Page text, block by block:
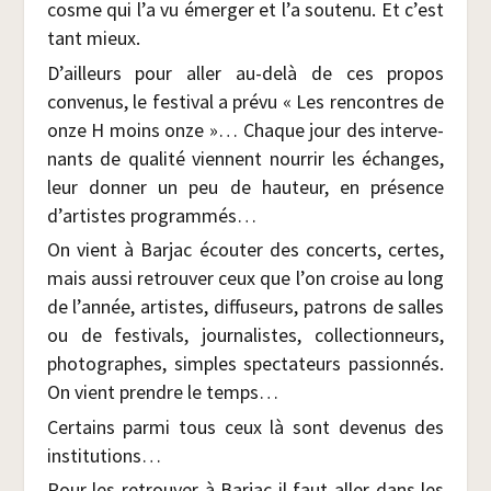
cosme qui l’a vu émer­ger et l’a sou­te­nu. Et c’est
tant mieux.
D’ailleurs pour aller au-delà de ces pro­pos
conve­nus, le fes­ti­val a pré­vu « Les ren­contres de
onze H moins onze »… Chaque jour des inter­ve­
nants de qua­li­té viennent nour­rir les échanges,
leur don­ner un peu de hau­teur, en pré­sence
d’artistes programmés…
On vient à Bar­jac écou­ter des concerts, certes,
mais aus­si retrou­ver ceux que l’on croise au long
de l’année, artistes, dif­fu­seurs, patrons de salles
ou de fes­ti­vals, jour­na­listes, col­lec­tion­neurs,
pho­to­graphes, simples spec­ta­teurs pas­sion­nés.
On vient prendre le temps…
Cer­tains par­mi tous ceux là sont deve­nus des
institutions…